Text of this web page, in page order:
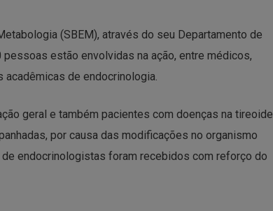
(SBEM), através do seu Departamento de
estão envolvidas na ação, entre médicos,
de endocrinologia.
geral e também pacientes com doenças na tireoide
por causa das modificações no organismo
endocrinologistas foram recebidos com reforço do